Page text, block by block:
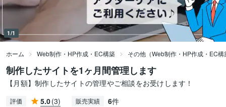
1/1
ホーム Web制作・HP作成・EC構築 その他（Web制作・HP作成・EC構
制作したサイトを1ヶ月間管理します
【月額】制作したサイトの管理やご相談をお受けします！
評価 5.0(3) 販売実績 6件